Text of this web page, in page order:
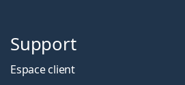
Support
Espace client